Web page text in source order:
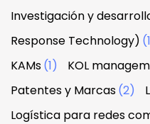
Investigación y
Response Technology)
KAMs(1) KOL
Patentes y Marcas(2)
Logística para redes